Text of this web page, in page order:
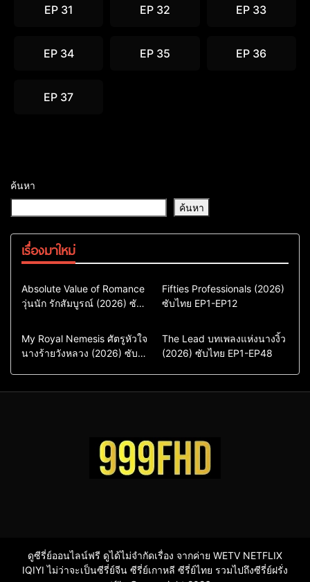
EP 31 EP 32 EP 33
EP 34 EP 35 EP 36
EP 37
ค้นหา
ค้นหา
เรื่องมาใหม่
Comedy
Drama
ซีรี่ย์เกาหลี
ซีรี่ย์เกาหลีพากย์ไทย
Absolute Value of Romance
วุ่นนัก รักสัมบูรณ์ (2026) ซับ
Action & Adventure
Comedy
Drama
ซีรี่ย์เกาหลีซับไทย
Fifties Professionals (2026)
ซับไทย EP1-EP12
Comedy
Drama
Sci-Fi & Fantasy
My Royal Nemesis ศัตรูหัวใจ
นางร้ายวังหลวง (2026) ซับ
Drama
ซีรี่ย์จีน
ซีรี่ย์จีนซับไทย
The Lead บทเพลงแห่งนางงิ้ว
(2026) ซับไทย EP1-EP48
ดูซีรี่ย์ออนไลน์ฟรี ดูได้ไม่จำกัดเรื่อง จากค่าย WETV NETFLIX
IQIYI ไม่ว่าจะเป็นซีรี่ย์จีน ซีรี่ย์เกาหลี ซีรี่ย์ไทย รวมไปถึงซีรี่ย์ฝรั่ง